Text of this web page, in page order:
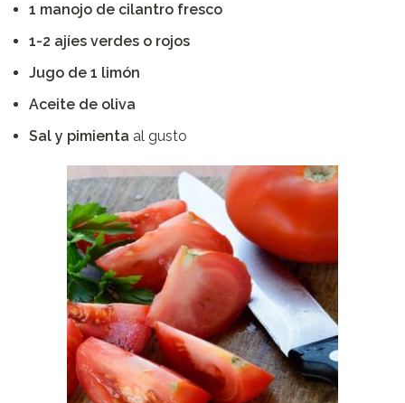
1 manojo de cilantro fresco
1-2 ajíes verdes o rojos
Jugo de 1 limón
Aceite de oliva
Sal y pimienta al gusto